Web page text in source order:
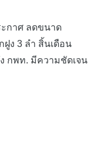
ะกาศ ลดขนาด
ง 3 ลำ สิ้นเดือน
กพท. มีความชัดเจน